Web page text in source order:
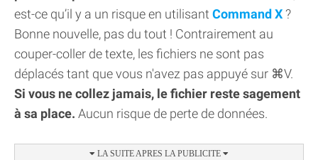
est-ce qu’il y a un risque en utilisant Command X?
Bonne nouvelle, pas du tout ! Contrairement au
couper-coller de texte, les fichiers ne sont pas
déplacés tant que vous n'avez pas appuyé sur ⌘V.
Si vous ne collez jamais, le fichier reste sagement
à sa place. Aucun risque de perte de données.